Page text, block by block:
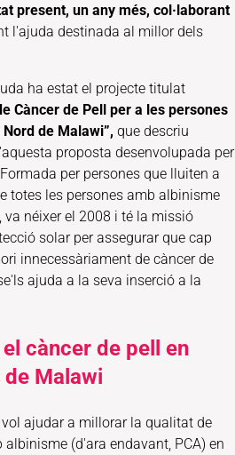
present, un any més, col·laborant
l'ajuda destinada al millor dels
ha estat el projecte titulat
Càncer de Pell per a les persones
de Malawi”, que descriu
proposta desenvolupada per
Formada per persones que lluiten a
totes les persones amb albinisme
néixer el 2008 i té la missió
solar per assegurar que cap
innecessàriament de càncer de
ajuda a la seva inserció a la
càncer de pell en
Malawi
ajudar a millorar la qualitat de
(d'ara endavant, PCA) en